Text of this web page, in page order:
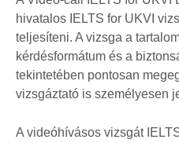
hivatalos IELTS for UKVI
teljesíteni. A vizsga a
kérdésformátum és a
tekintetében pontosan
vizsgáztató is személyesen
A videóhívásos vizsgát